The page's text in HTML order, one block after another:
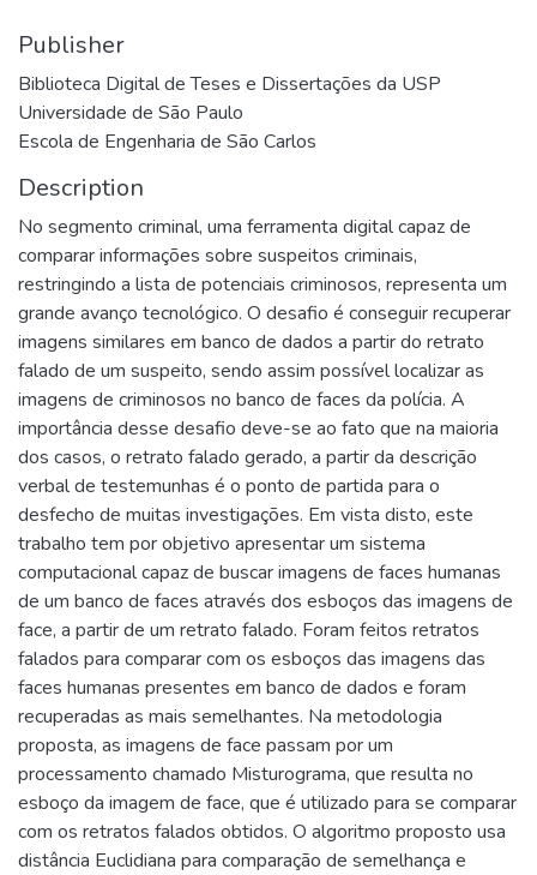
Publisher
Biblioteca Digital de Teses e Dissertações da USP
Universidade de São Paulo
Escola de Engenharia de São Carlos
Description
No segmento criminal, uma ferramenta digital capaz de
comparar informações sobre suspeitos criminais,
restringindo a lista de potenciais criminosos, representa um
grande avanço tecnológico. O desafio é conseguir recuperar
imagens similares em banco de dados a partir do retrato
falado de um suspeito, sendo assim possível localizar as
imagens de criminosos no banco de faces da polícia. A
importância desse desafio deve-se ao fato que na maioria
dos casos, o retrato falado gerado, a partir da descrição
verbal de testemunhas é o ponto de partida para o
desfecho de muitas investigações. Em vista disto, este
trabalho tem por objetivo apresentar um sistema
computacional capaz de buscar imagens de faces humanas
de um banco de faces através dos esboços das imagens de
face, a partir de um retrato falado. Foram feitos retratos
falados para comparar com os esboços das imagens das
faces humanas presentes em banco de dados e foram
recuperadas as mais semelhantes. Na metodologia
proposta, as imagens de face passam por um
processamento chamado Misturograma, que resulta no
esboço da imagem de face, que é utilizado para se comparar
com os retratos falados obtidos. O algoritmo proposto usa
distância Euclidiana para comparação de semelhança e